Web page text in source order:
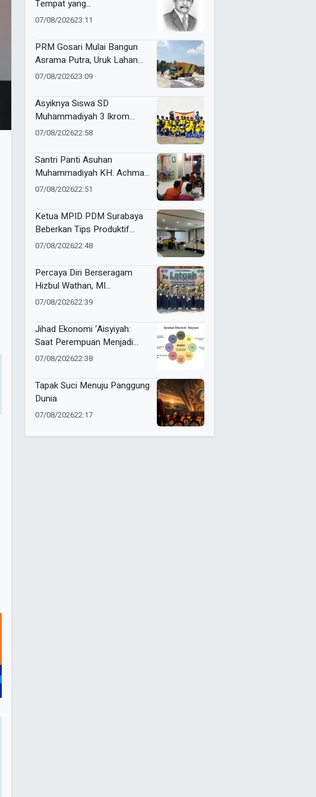
Tempat yang
Menyenangkan?
07/08/202623:11
PRM Gosari Mulai Bangun
Asrama Putra, Uruk Lahan
dengan 81 Dump Truck
07/08/202623:09
Asyiknya Siswa SD
Muhammadiyah 3 Ikrom
Belajar Membatik dengan
07/08/202622:58
Santri Panti Asuhan
Muhammadiyah KH. Achmad
Dahlan Latih Kepemimpinan
Agustusan
07/08/202622:51
Ketua MPID PDM Surabaya
Beberkan Tips Produktif
Menulis Sejarah
07/08/202622:48
Percaya Diri Berseragam
Hizbul Wathan, MI
Muhammadiyah Resik Ikuti
Sambeng
07/08/202622:39
Jihad Ekonomi ‘Aisyiyah:
Saat Perempuan Menjadi
Penggerak Kemandirian
07/08/202622:38
Tapak Suci Menuju Panggung
Dunia
07/08/202622:17